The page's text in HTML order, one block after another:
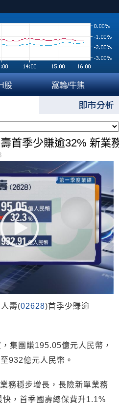
股 窩輪/牛熊
壽首季少賺逾32% 新業
壽(02628)首季少賺逾
集團賺195.05億元人民幣，
932億元人民幣。
務穩步增長，長險新單業務
，首季國壽總保費升1.1%